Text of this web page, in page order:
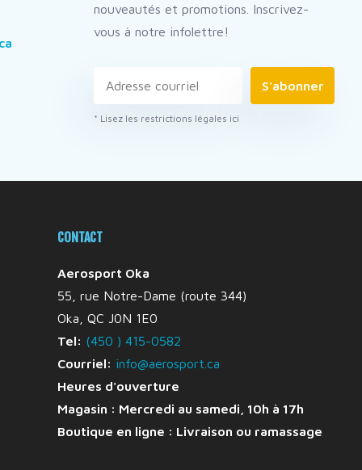
nouveautés et promotions. Inscrivez-
vous à notre infolettre!
S'abonner
* Lisez les restrictions légales ici
CONTACT
Aerosport Oka
55, rue Notre-Dame (route 344)
Oka, QC J0N 1E0
Tel: (450 ) 415-0582
Courriel: info@aerosport.ca
Heures d'ouverture
Magasin : Mercredi au samedi, 10h à 17h
Boutique en ligne : Livraison ou ramassage